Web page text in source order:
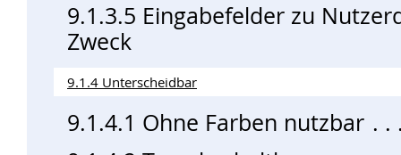
9.1.3.5 Eingabefelder zu
Zweck
9.1.4 Unterscheidbar
9.1.4.1 Ohne Farben nutzbar